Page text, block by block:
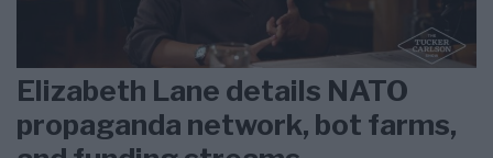
Elizabeth Lane details NATO
propaganda network, bot farms,